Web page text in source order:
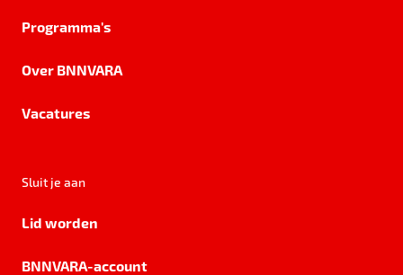
Programma's
Over BNNVARA
Vacatures
Sluit je aan
Lid worden
BNNVARA-account